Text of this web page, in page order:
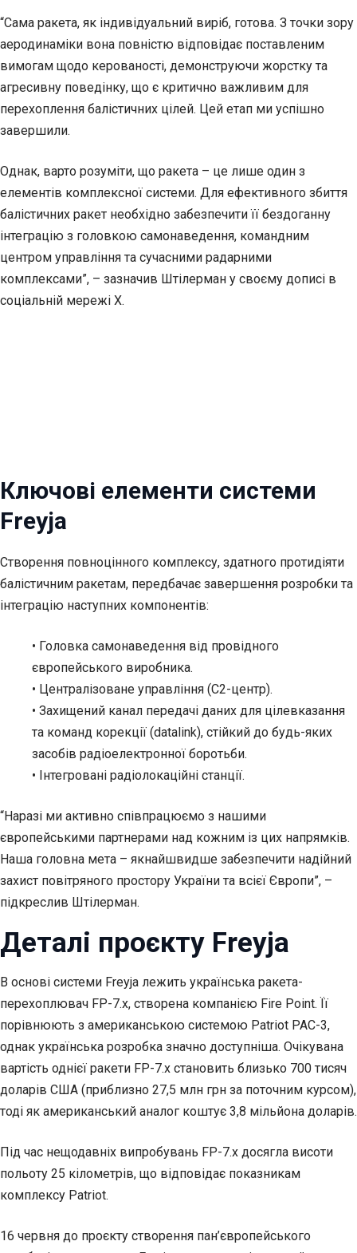
“Сама ракета, як індивідуальний виріб, готова. З точки зору
аеродинаміки вона повністю відповідає поставленим
вимогам щодо керованості, демонструючи жорстку та
агресивну поведінку, що є критично важливим для
перехоплення балістичних цілей. Цей етап ми успішно
завершили.
Однак, варто розуміти, що ракета – це лише один з
елементів комплексної системи. Для ефективного збиття
балістичних ракет необхідно забезпечити її бездоганну
інтеграцію з головкою самонаведення, командним
центром управління та сучасними радарними
комплексами”, – зазначив Штілерман у своєму дописі в
соціальній мережі Х.
Ключові елементи системи
Freyja
Створення повноцінного комплексу, здатного протидіяти
балістичним ракетам, передбачає завершення розробки та
інтеграцію наступних компонентів:
• Головка самонаведення від провідного
європейського виробника.
• Централізоване управління (C2-центр).
• Захищений канал передачі даних для цілевказання
та команд корекції (datalink), стійкий до будь-яких
засобів радіоелектронної боротьби.
• Інтегровані радіолокаційні станції.
“Наразі ми активно співпрацюємо з нашими
європейськими партнерами над кожним із цих напрямків.
Наша головна мета – якнайшвидше забезпечити надійний
захист повітряного простору України та всієї Європи”, –
підкреслив Штілерман.
Деталі проєкту Freyja
В основі системи Freyja лежить українська ракета-
перехоплювач FP-7.x, створена компанією Fire Point. Її
порівнюють з американською системою Patriot PAC-3,
однак українська розробка значно доступніша. Очікувана
вартість однієї ракети FP-7.x становить близько 700 тисяч
доларів США (приблизно 27,5 млн грн за поточним курсом),
тоді як американський аналог коштує 3,8 мільйона доларів.
Під час нещодавніх випробувань FP-7.x досягла висоти
польоту 25 кілометрів, що відповідає показникам
комплексу Patriot.
16 червня до проєкту створення пан’європейського